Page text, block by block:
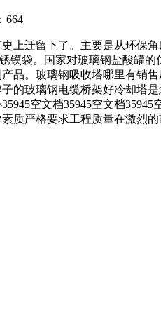
664
迁留下了。主要是从环保角
镆袋。国家对玻璃钢盐酸罐
品。玻璃钢吸收塔哪里有销
的玻璃钢电缆桥架好冷却塔
空文档35945空文档
质严格要求工程质量在激烈